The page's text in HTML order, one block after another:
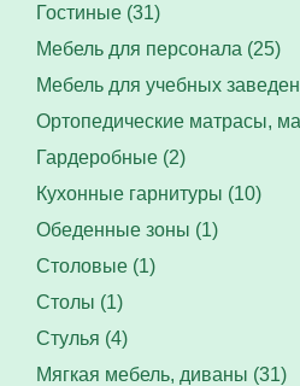
Гостиные (31)
Мебель для персонала (25)
Мебель для учебных
Ортопедические матрасы,
Гардеробные (2)
Кухонные гарнитуры (10)
Обеденные зоны (1)
Столовые (1)
Столы (1)
Стулья (4)
Мягкая мебель, диваны (31)